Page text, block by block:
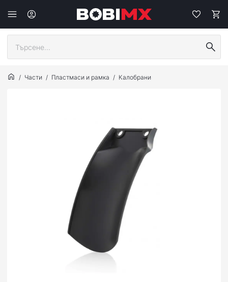
Части Пластмаси и рамка Калобрани